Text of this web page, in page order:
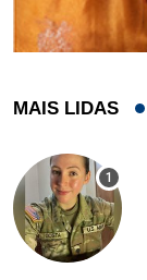
MAIS LIDAS